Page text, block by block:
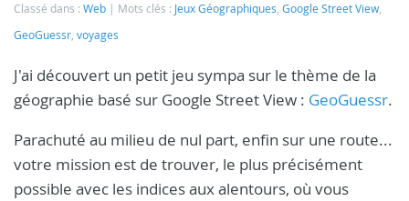
Classé dans : Web Mots clés : Jeux Géographiques Google Street View
GeoGuessr voyages
J'ai découvert un petit jeu sympa sur le thème de la
géographie basé sur Google Street View : GeoGuessr.
Parachuté au milieu de nul part, enfin sur une route...
votre mission est de trouver, le plus précisément
possible avec les indices aux alentours, où vous